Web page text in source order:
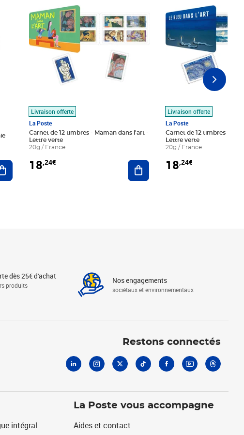
Ajouter au panier
Livraison offerte
La Poste
Carnet de 12 timbres - Maman dans l'art -
Lettre verte
20g / France
18,24€ Ajouter au panier
Livraison offerte
La Poste
Carnet de 12 timbres - Le
Lettre verte
20g / France
18,24€
dès 25€ d'achat
produits
Nos engagements
sociétaux et environnementaux
Restons connectés
intégral
La Poste vous accompagne
Aides et contact